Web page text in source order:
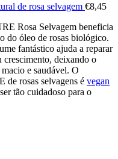
de rosa selvagem €8,45
Rosa Selvagem beneficia
do óleo de rosas biológico.
fantástico ajuda a reparar
crescimento, deixando o
e saudável. O
rosas selvagens é vegan
tão cuidadoso para o